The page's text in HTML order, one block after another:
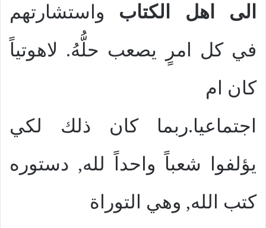
الى اهل الكتاب واستشارتهم
في كل امرٍ يصعب حلُّهُ. لاهوتياً
كان ام
اجتماعيا.ربما كان ذلك لكي
يؤلفوا شعباً واحداً لله, دستوره
كتب الله, وهي التوراة